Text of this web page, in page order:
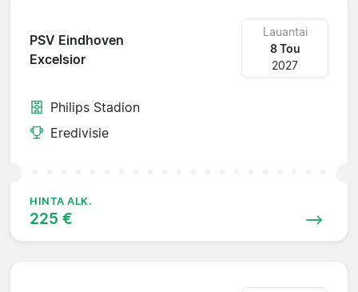
PSV Eindhoven
Excelsior
Lauantai
8 Tou
2027
Philips Stadion
Eredivisie
HINTA ALK.
225 €